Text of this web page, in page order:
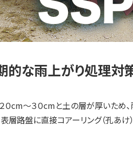
的な雨上がり処理対
cm〜３０cmと土の層が厚いため
層路盤に直接コアーリング（孔あ